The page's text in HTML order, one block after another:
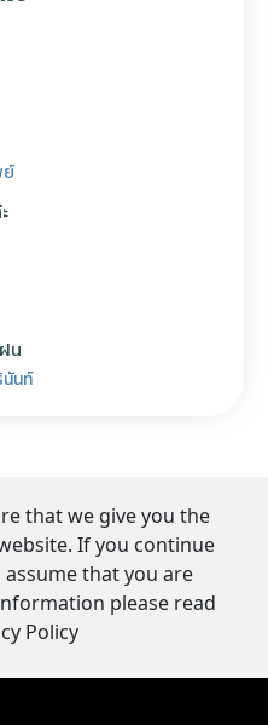
ย์
น
นันท์
that we give you the
If you continue
that you are
please read
Policy